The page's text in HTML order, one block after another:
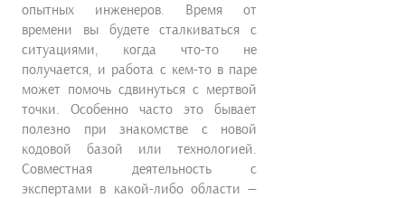
опытных инженеров. Время от
времени вы будете сталкиваться с
ситуациями, когда что-то не
получается, и работа с кем-то в паре
может помочь сдвинуться с мертвой
точки. Особенно часто это бывает
полезно при знакомстве с новой
кодовой базой или технологией.
Совместная деятельность с
экспертами в какой-либо области —